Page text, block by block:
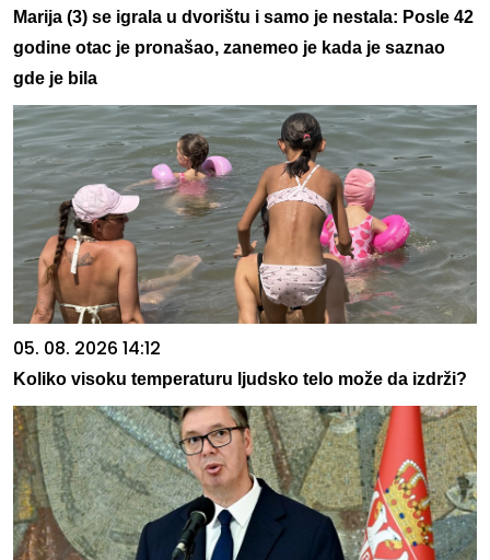
Marija (3) se igrala u dvorištu i samo je nestala: Posle 42
godine otac je pronašao, zanemeo je kada je saznao
gde je bila
05. 08. 2026 14:12
Koliko visoku temperaturu ljudsko telo može da izdrži?